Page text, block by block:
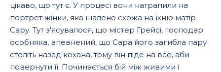
цікаво, що тут є. У процесі вони натрапили на
портрет жінки, яка шалено схожа на їхню матір
Сару. Тут з'ясувалося, що містер Грейсі, господар
особняка, впевнений, що Сара його загибла пару
століть назад кохана, тому він піде на все, аби
повернути її. Починається бій між живими і